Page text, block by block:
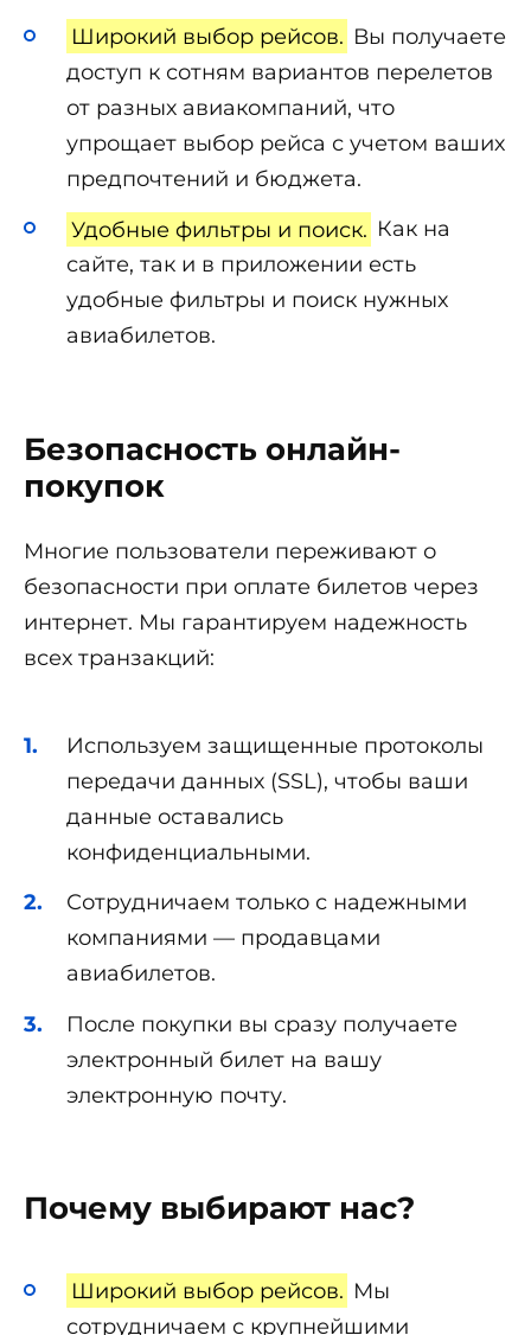
Широкий выбор рейсов. Вы получаете
доступ к сотням вариантов перелетов
от разных авиакомпаний, что
упрощает выбор рейса с учетом ваших
предпочтений и бюджета.
Удобные фильтры и поиск. Как на
сайте, так и в приложении есть
удобные фильтры и поиск нужных
авиабилетов.
Безопасность онлайн-
покупок
Многие пользователи переживают о
безопасности при оплате билетов через
интернет. Мы гарантируем надежность
всех транзакций:
Используем защищенные протоколы
передачи данных (SSL), чтобы ваши
данные оставались
конфиденциальными.
Сотрудничаем только с надежными
компаниями — продавцами
авиабилетов.
После покупки вы сразу получаете
электронный билет на вашу
электронную почту.
Почему выбирают нас?
Широкий выбор рейсов. Мы
сотрудничаем с крупнейшими